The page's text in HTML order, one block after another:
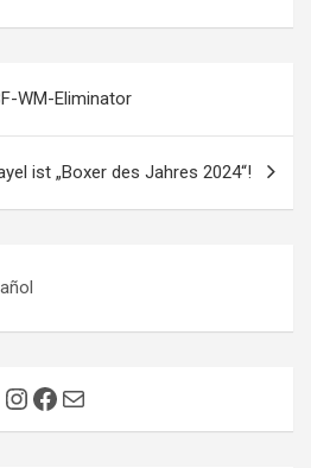
WM-Eliminator
ist „Boxer des Jahres 2024“!
Instagram
Facebook
E-Mail